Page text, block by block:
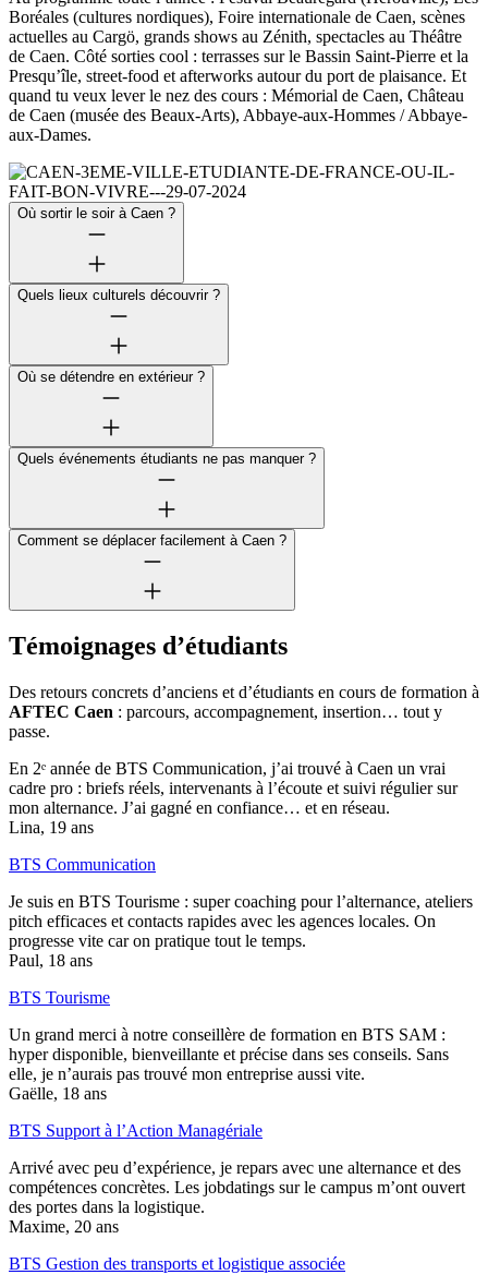
Boréales (cultures nordiques), Foire internationale de Caen, scènes
actuelles au Cargö, grands shows au Zénith, spectacles au Théâtre
de Caen. Côté sorties cool : terrasses sur le Bassin Saint-Pierre et la
Presqu’île, street-food et afterworks autour du port de plaisance. Et
quand tu veux lever le nez des cours : Mémorial de Caen, Château
de Caen (musée des Beaux-Arts), Abbaye-aux-Hommes / Abbaye-
aux-Dames.
Où sortir le soir à Caen ?
Quels lieux culturels découvrir ?
Où se détendre en extérieur ?
Quels événements étudiants ne pas manquer ?
Comment se déplacer facilement à Caen ?
Témoignages d’étudiants
Des retours concrets d’anciens et d’étudiants en cours de formation à
AFTEC Caen : parcours, accompagnement, insertion… tout y
passe.
En 2ᵉ année de BTS Communication, j’ai trouvé à Caen un vrai
cadre pro : briefs réels, intervenants à l’écoute et suivi régulier sur
mon alternance. J’ai gagné en confiance… et en réseau.
Lina, 19 ans
BTS Communication
Je suis en BTS Tourisme : super coaching pour l’alternance, ateliers
pitch efficaces et contacts rapides avec les agences locales. On
progresse vite car on pratique tout le temps.
Paul, 18 ans
BTS Tourisme
Un grand merci à notre conseillère de formation en BTS SAM :
hyper disponible, bienveillante et précise dans ses conseils. Sans
elle, je n’aurais pas trouvé mon entreprise aussi vite.
Gaëlle, 18 ans
BTS Support à l’Action Managériale
Arrivé avec peu d’expérience, je repars avec une alternance et des
compétences concrètes. Les jobdatings sur le campus m’ont ouvert
des portes dans la logistique.
Maxime, 20 ans
BTS Gestion des transports et logistique associée